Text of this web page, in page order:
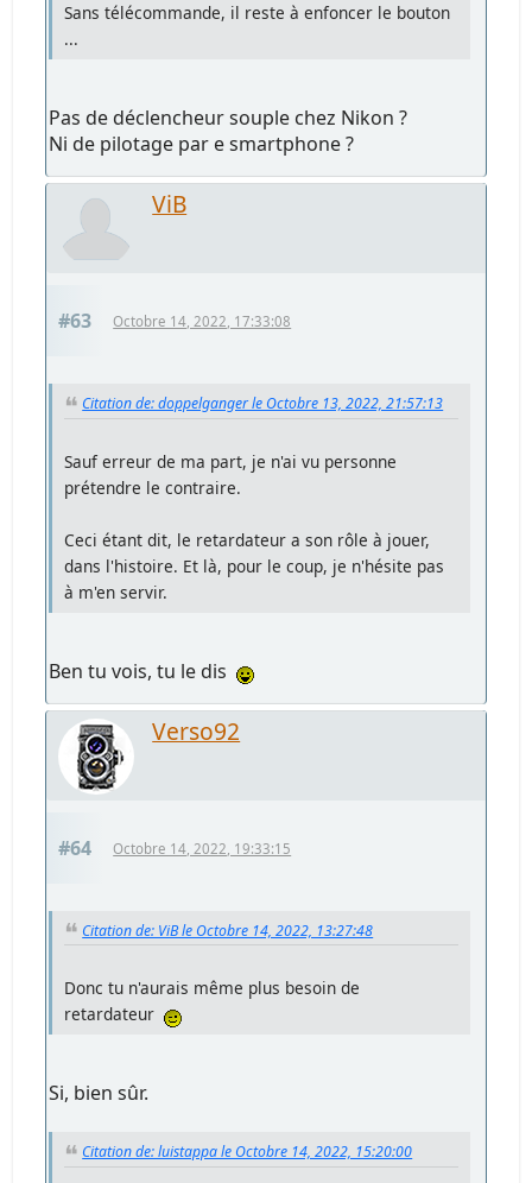
Sans télécommande, il reste à enfoncer le bouton
...
Pas de déclencheur souple chez Nikon ?
Ni de pilotage par e smartphone ?
ViB
#63 Octobre 14, 2022, 17:33:08
Citation de: doppelganger le Octobre 13, 2022, 21:57:13
Sauf erreur de ma part, je n'ai vu personne
prétendre le contraire.
Ceci étant dit, le retardateur a son rôle à jouer,
dans l'histoire. Et là, pour le coup, je n'hésite pas
à m'en servir.
Ben tu vois, tu le dis
Verso92
#64 Octobre 14, 2022, 19:33:15
Citation de: ViB le Octobre 14, 2022, 13:27:48
Donc tu n'aurais même plus besoin de
retardateur
Si, bien sûr.
Citation de: luistappa le Octobre 14, 2022, 15:20:00